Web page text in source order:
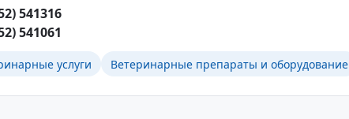
541316
541061
услуги Ветеринарные препараты и оборудование